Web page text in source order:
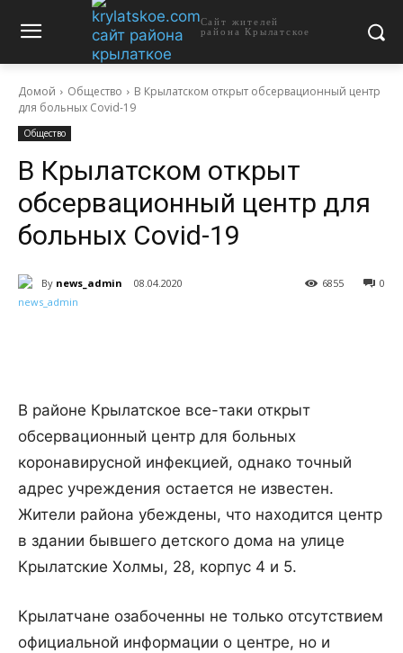
Сайт жителей
района Крылатское
Домой Общество
В Крылатском открыт обсервационный центр
для больных Covid-19
Общество
В Крылатском открыт
обсервационный центр для
больных Covid-19
By news_admin 08.04.2020 0
6855
В районе Крылатское все-таки открыт
обсервационный центр для больных
коронавирусной инфекцией, однако точный
адрес учреждения остается не известен.
Жители района убеждены, что находится центр
в здании бывшего детского дома на улице
Крылатские Холмы, 28, корпус 4 и 5.
Крылатчане озабоченны не только отсутствием
официальной информации о центре, но и